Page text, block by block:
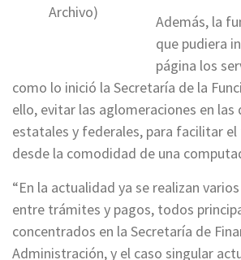
Archivo)
Además, la
que pudiera
página los
como lo inició la Secretaría de la
ello, evitar las aglomeraciones en las
estatales y federales, para facilitar
desde la comodidad de una
“En la actualidad ya se realizan
entre trámites y pagos, todos
concentrados en la Secretaría de
Administración, y el caso singular